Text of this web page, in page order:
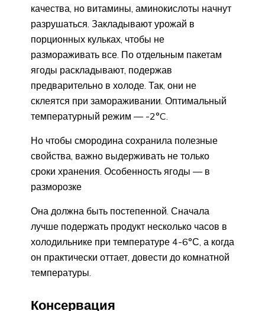
качества, но витамины, аминокислоты начнут
разрушаться. Закладывают урожай в
порционных кульках, чтобы не
размораживать все. По отдельным пакетам
ягоды раскладывают, подержав
предварительно в холоде. Так, они не
склеятся при замораживании. Оптимальный
температурный режим — -2°C.
Но чтобы смородина сохранила полезные
свойства, важно выдерживать не только
сроки хранения. Особенность ягоды — в
разморозке
Она должна быть постепенной. Сначала
лучше подержать продукт несколько часов в
холодильнике при температуре 4-6°С, а когда
он практически оттает, довести до комнатной
температуры.
Консервация